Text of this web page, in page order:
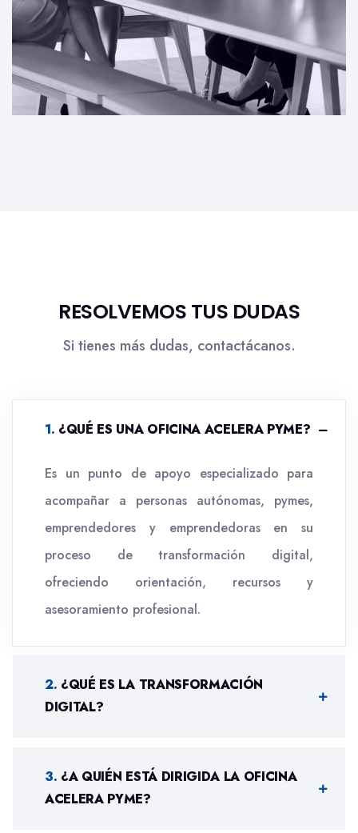
RESOLVEMOS TUS DUDAS
Si tienes más dudas, contactácanos.
. ¿QUÉ ES UNA OFICINA ACELERA PYME?
Es un punto de apoyo especializado para
acompañar a personas autónomas, pymes,
emprendedores y emprendedoras en su
proceso de transformación digital,
ofreciendo orientación, recursos y
asesoramiento profesional.
. ¿QUÉ ES LA TRANSFORMACIÓN
DIGITAL?
. ¿A QUIÉN ESTÁ DIRIGIDA LA OFICINA
ACELERA PYME?